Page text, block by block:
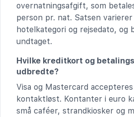
overnatningsafgift, som
person pr. nat. Satsen
hotelkategori og rejsedato, og
undtaget.
Hvilke kreditkort og
udbredte?
Visa og Mastercard
kontaktløst. Kontanter i euro
små caféer, strandkiosker og